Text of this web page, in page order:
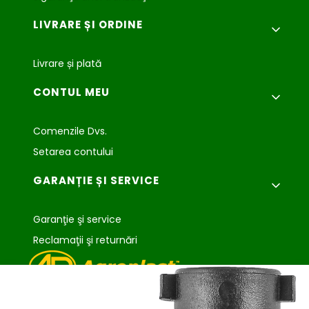
LIVRARE ȘI ORDINE
Livrare și plată
CONTUL MEU
Comenzile Dvs.
Setarea contului
GARANȚIE ȘI SERVICE
Garanţie şi service
Reclamaţii şi returnări
Agroplast Marcin